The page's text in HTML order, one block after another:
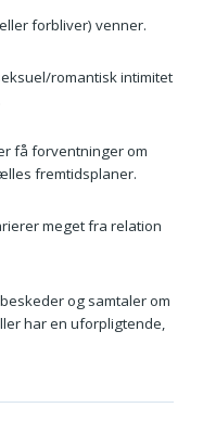
forbliver) venner.
romantisk intimitet
få forventninger om
fremtidsplaner.
meget fra relation
og samtaler om
har en uforpligtende,